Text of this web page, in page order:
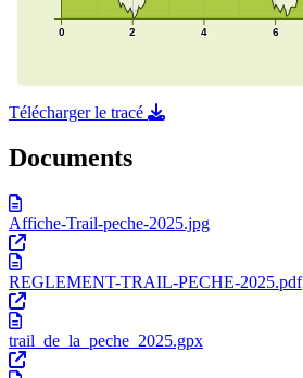
Télécharger le tracé
Documents
Affiche-Trail-peche-2025.jpg
REGLEMENT-TRAIL-PECHE-2025.pdf
trail_de_la_peche_2025.gpx